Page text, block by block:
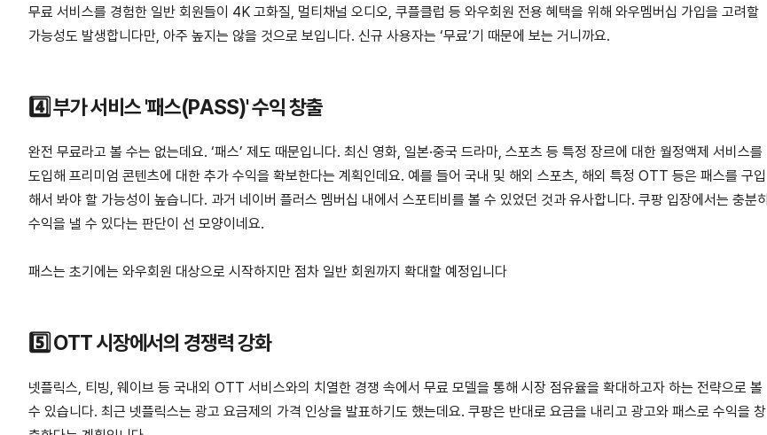
무료 서비스를 경험한 일반 회원들이 4K 고화질, 멀티채널 오디오, 쿠플클럽 등 와우회원 전용 혜택을 위해 와우멤버십 가입을 고려할
가능성도 발생합니다만, 아주 높지는 않을 것으로 보입니다. 신규 사용자는 ‘무료’기 때문에 보는 거니까요.
4️⃣ 부가 서비스 '패스(PASS)' 수익 창출
완전 무료라고 볼 수는 없는데요. ‘패스’ 제도 때문입니다. 최신 영화, 일본·중국 드라마, 스포츠 등 특정 장르에 대한 월정액제 서비스를
도입해 프리미엄 콘텐츠에 대한 추가 수익을 확보한다는 계획인데요. 예를 들어 국내 및 해외 스포츠, 해외 특정 OTT 등은 패스를 구입
해서 봐야 할 가능성이 높습니다. 과거 네이버 플러스 멤버십 내에서 스포티비를 볼 수 있었던 것과 유사합니다. 쿠팡 입장에서는 충분히
수익을 낼 수 있다는 판단이 선 모양이네요.
패스는 초기에는 와우회원 대상으로 시작하지만 점차 일반 회원까지 확대할 예정입니다
5️⃣ OTT 시장에서의 경쟁력 강화
넷플릭스, 티빙, 웨이브 등 국내외 OTT 서비스와의 치열한 경쟁 속에서 무료 모델을 통해 시장 점유율을 확대하고자 하는 전략으로 볼
수 있습니다. 최근 넷플릭스는 광고 요금제의 가격 인상을 발표하기도 했는데요. 쿠팡은 반대로 요금을 내리고 광고와 패스로 수익을 창